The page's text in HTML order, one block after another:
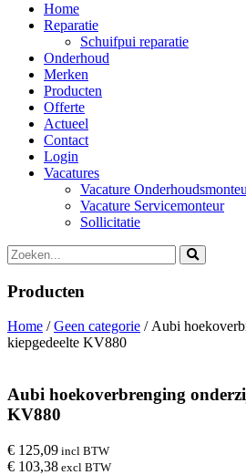
Home
Reparatie
Schuifpui reparatie
Onderhoud
Merken
Producten
Offerte
Actueel
Contact
Login
Vacatures
Vacature
Vacature Servicemonteur
Sollicitatie
Producten
Home /Geen categorie / Aubi
kiepgedeelte KV880
Aubi hoekoverbrenging
KV880
€ 125,09 incl BTW
€ 103,38 excl BTW